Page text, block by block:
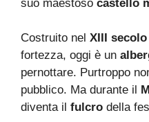
suo maestoso castello
Costruito nel XIII secolo
fortezza, oggi è un
pernottare. Purtroppo
pubblico. Ma durante il
diventa il fulcro della